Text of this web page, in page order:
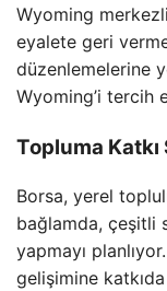
Wyoming
eyalete geri
düzenlemelerine
Wyoming’i tercih
Topluma
Borsa, yerel
bağlamda, çeşitli
yapmayı
gelişimine